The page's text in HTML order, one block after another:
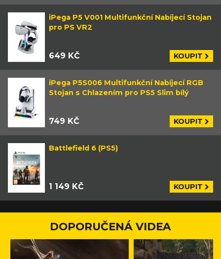
iPega P5 V001 Multifunkční Nabíjecí Stojan
pro PS VR2
649 KČ KOUPIT
iPega P5S006 Multifunkční Nabíjecí RGB
Stojan s Chlazením pro PS5 Slim bílý
749 KČ KOUPIT
Battlefield 6 (PS5)
1 149 KČ KOUPIT
DOPORUČENÁ VIDEA